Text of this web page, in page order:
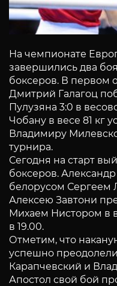
На чемпионате
завершились два
боксеров. В первом
Дмитрий Галагоц
Пулузяна 3:0 в
Чобану в весе 81 кг
Владимиру
турнира.
Сегодня на старт
боксеров.
белорусом Сергеем
Алексею Завтони
Михаем Нистором в
в 19.00.
Отметим, что
успешно
Карапчевский и
Апостол свой бой